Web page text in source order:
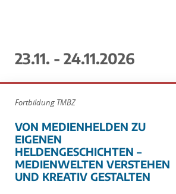
23.11. - 24.11.2026
Fortbildung TMBZ
VON MEDIENHELDEN ZU
EIGENEN
HELDENGESCHICHTEN –
MEDIENWELTEN VERSTEHEN
UND KREATIV GESTALTEN